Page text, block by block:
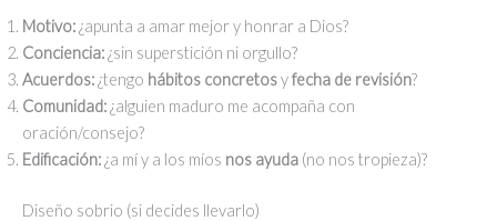
Motivo: ¿apunta a amar mejor y honrar a Dios?
Conciencia: ¿sin superstición ni orgullo?
Acuerdos: ¿tengo hábitos concretosyfecha de revisión?
Comunidad: ¿alguien maduro me acompaña con
oración/consejo?
Edificación: ¿a mí y a los míos nos ayuda (no nos tropieza)?
Diseño sobrio (si decides llevarlo)